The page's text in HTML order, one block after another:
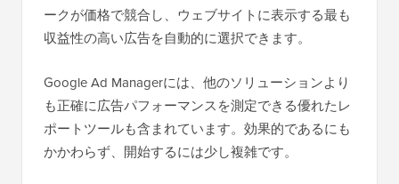
ークが価格で競合し、ウェブサイトに表示する最も
収益性の高い広告を自動的に選択できます。
Google Ad Managerには、他のソリューションより
も正確に広告パフォーマンスを測定できる優れたレ
ポートツールも含まれています。効果的であるにも
かかわらず、開始するには少し複雑です。